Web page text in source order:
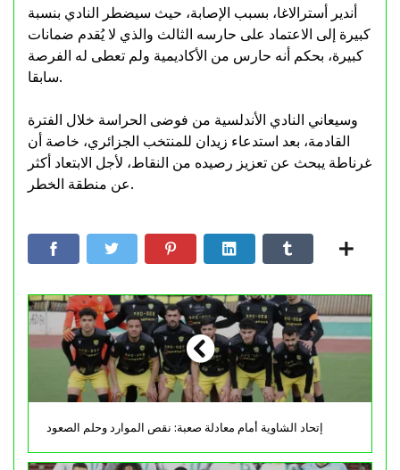
أندير أسترالاغا، بسبب الإصابة، حيث سيضطر النادي بنسبة
كبيرة إلى الاعتماد على حارسه الثالث والذي لا يُقدم ضمانات
كبيرة، بحكم أنه حارس من الأكاديمية ولم تعطى له الفرصة
سابقا.
وسيعاني النادي الأندلسية من فوضى الحراسة خلال الفترة
القادمة، بعد استدعاء زيدان للمنتخب الجزائري، خاصة أن
غرناطة يبحث عن تعزيز رصيده من النقاط، لأجل الابتعاد أكثر
عن منطقة الخطر.
إتحاد الشاوية أمام معادلة صعبة: نقص الموارد وحلم الصعود